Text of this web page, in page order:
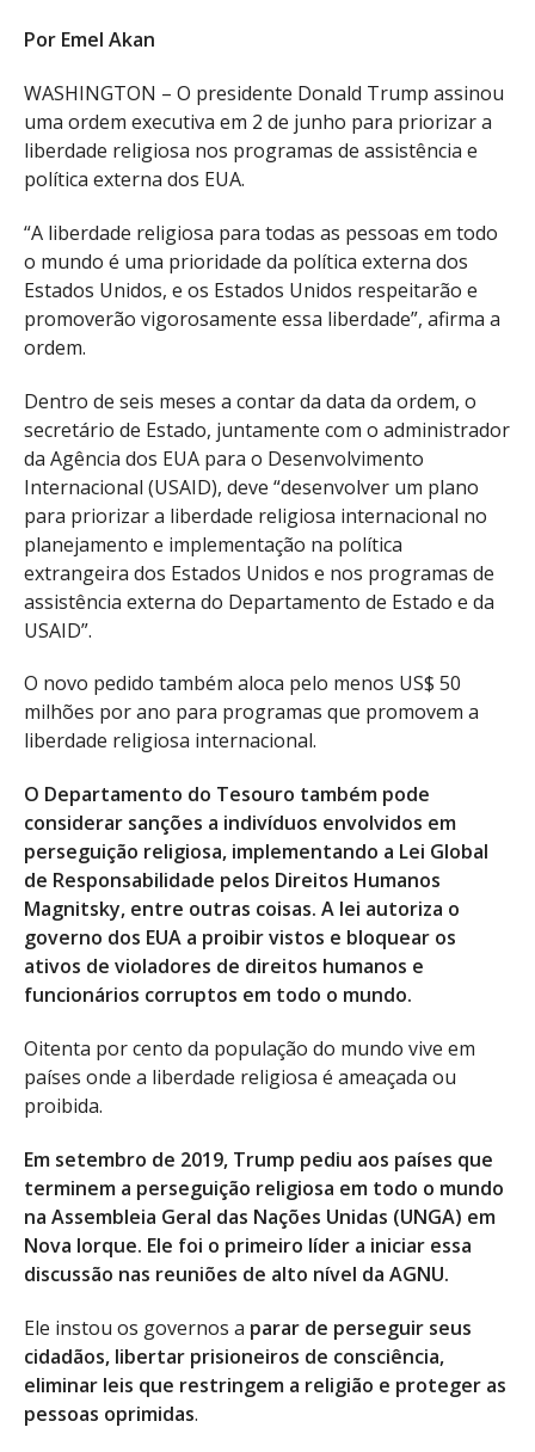
Por Emel Akan
WASHINGTON – O presidente Donald Trump assinou
uma ordem executiva em 2 de junho para priorizar a
liberdade religiosa nos programas de assistência e
política externa dos EUA.
“A liberdade religiosa para todas as pessoas em todo
o mundo é uma prioridade da política externa dos
Estados Unidos, e os Estados Unidos respeitarão e
promoverão vigorosamente essa liberdade”, afirma a
ordem.
Dentro de seis meses a contar da data da ordem, o
secretário de Estado, juntamente com o administrador
da Agência dos EUA para o Desenvolvimento
Internacional (USAID), deve “desenvolver um plano
para priorizar a liberdade religiosa internacional no
planejamento e implementação na política
extrangeira dos Estados Unidos e nos programas de
assistência externa do Departamento de Estado e da
USAID”.
O novo pedido também aloca pelo menos US$ 50
milhões por ano para programas que promovem a
liberdade religiosa internacional.
O Departamento do Tesouro também pode
considerar sanções a indivíduos envolvidos em
perseguição religiosa, implementando a Lei Global
de Responsabilidade pelos Direitos Humanos
Magnitsky, entre outras coisas. A lei autoriza o
governo dos EUA a proibir vistos e bloquear os
ativos de violadores de direitos humanos e
funcionários corruptos em todo o mundo.
Oitenta por cento da população do mundo vive em
países onde a liberdade religiosa é ameaçada ou
proibida.
Em setembro de 2019, Trump pediu aos países que
terminem a perseguição religiosa em todo o mundo
na Assembleia Geral das Nações Unidas (UNGA) em
Nova Iorque. Ele foi o primeiro líder a iniciar essa
discussão nas reuniões de alto nível da AGNU.
Ele instou os governos a parar de perseguir seus
cidadãos, libertar prisioneiros de consciência,
eliminar leis que restringem a religião e proteger as
pessoas oprimidas.